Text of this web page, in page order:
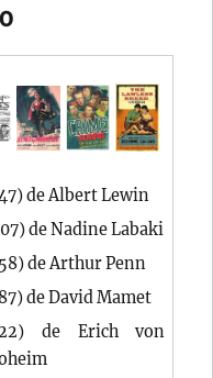
de Albert Lewin
de Nadine Labaki
de Arthur Penn
de David Mamet
de Erich von